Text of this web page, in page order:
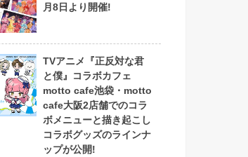
月8日より開催!
TVアニメ『正反対な君
と僕』コラボカフェ
motto cafe池袋・motto
cafe大阪2店舗でのコラ
ボメニューと描き起こし
コラボグッズのラインナ
ップが公開!